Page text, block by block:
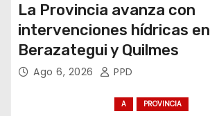
La Provincia avanza con
intervenciones hídricas en
Berazategui y Quilmes
Ago 6, 2026 PPD
A PROVINCIA